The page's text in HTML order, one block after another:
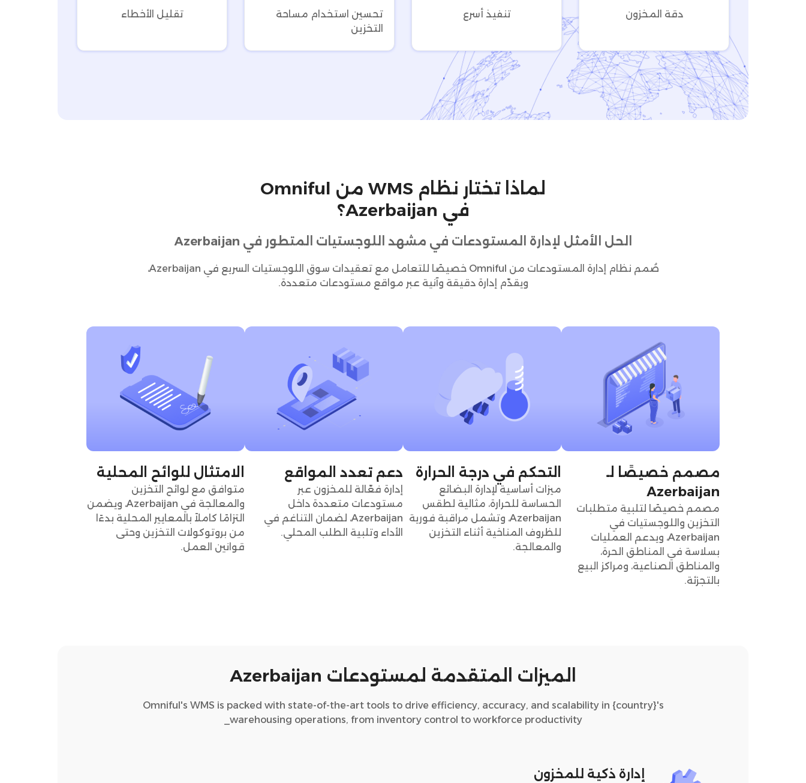
دقة المخزون تنفيذ أسرع
تحسين استخدام مساحة
التخزين
تقليل الأخطاء
لماذا تختار نظام WMS من Omniful
في Azerbaijan؟
الحل الأمثل لإدارة المستودعات في مشهد اللوجستيات المتطور في Azerbaijan
صُمم نظام إدارة المستودعات من Omniful خصيصًا للتعامل مع تعقيدات سوق اللوجستيات السريع في Azerbaijan،
ويقدّم إدارة دقيقة وآنية عبر مواقع مستودعات متعددة.
مصمم خصيصًا لـ
Azerbaijan
مصمم خصيصًا لتلبية متطلبات
التخزين واللوجستيات في
Azerbaijan، ويدعم العمليات
بسلاسة في المناطق الحرة،
والمناطق الصناعية، ومراكز البيع
بالتجزئة.
التحكم في درجة الحرارة
ميزات أساسية لإدارة البضائع
الحساسة للحرارة، مثالية لطقس
Azerbaijan، وتشمل مراقبة فورية
للظروف المناخية أثناء التخزين
والمعالجة.
دعم تعدد المواقع
إدارة فعّالة للمخزون عبر
مستودعات متعددة داخل
Azerbaijan، لضمان التناغم في
الأداء وتلبية الطلب المحلي.
الامتثال للوائح المحلية
متوافق مع لوائح التخزين
والمعالجة في Azerbaijan، ويضمن
التزامًا كاملاً بالمعايير المحلية بدءًا
من بروتوكولات التخزين وحتى
قوانين العمل.
الميزات المتقدمة لمستودعات Azerbaijan
Omniful's WMS is packed with state-of-the-art tools to drive efficiency, accuracy, and scalability in {country}'s
warehousing operations, from inventory control to workforce productivity_
إدارة ذكية للمخزون